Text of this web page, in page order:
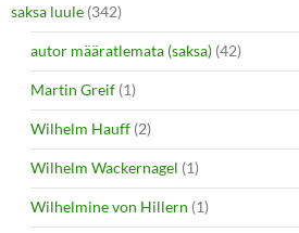
saksa luule (342)
autor määratlemata (saksa) (42)
Martin Greif (1)
Wilhelm Hauff (2)
Wilhelm Wackernagel (1)
Wilhelmine von Hillern (1)